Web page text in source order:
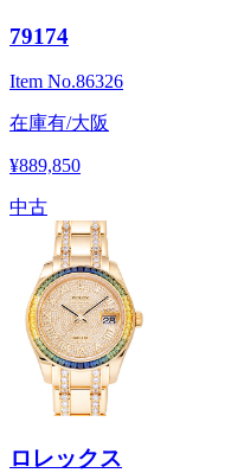
79174
Item No.86326
在庫有/大阪
¥889,850
中古
ロレックス